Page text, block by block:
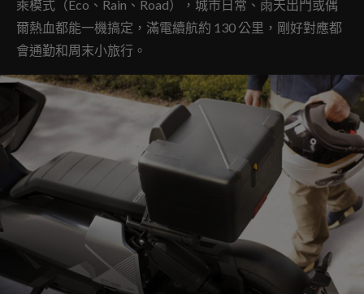
乘模式（Eco、Rain、Road），城市日常、雨天出門或偶
爾熱血都能一機搞定，滿電續航約 130 公里，剛好對應都
會通勤和周末小旅行。